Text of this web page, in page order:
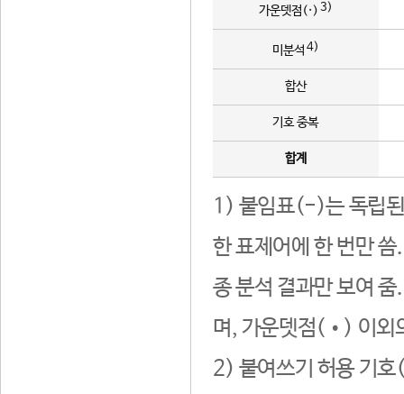
가운뎃점(·) 3)
미분석 4)
합산
기호 중복
합계
1) 붙임표(-)는 독립된
한 표제어에 한 번만
종 분석 결과만 보여
며, 가운뎃점(•) 이외
2) 붙여쓰기 허용 기호